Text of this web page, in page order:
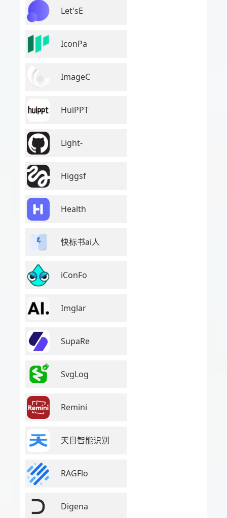
Let'sE
IconPa
ImageC
HuiPPT
Light-
Higgsf
Health
快标书ai人
iConFo
Imglar
SupaRe
SvgLog
Remini
天目智能识别
RAGFlo
Digena